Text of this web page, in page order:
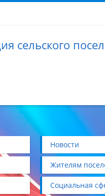
сельского
Новости
Жителям
Социальная